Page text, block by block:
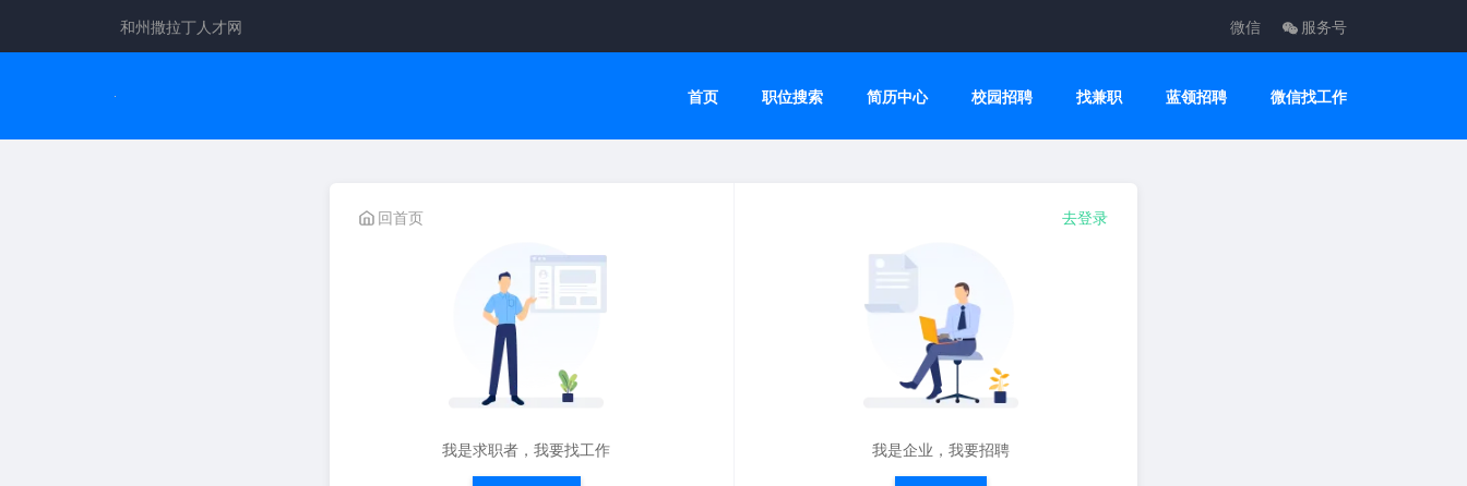
和州撒拉丁人才网 微信 服务号
首页 职位搜索 简历中心 校园招聘 找兼职 蓝领招聘 微信找工作
我是求职者，我要找工作 我是企业，我要招聘
回首页 去登录